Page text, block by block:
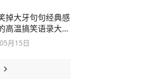
掉大牙句句经典感
高温搞笑语录大家
05月15日